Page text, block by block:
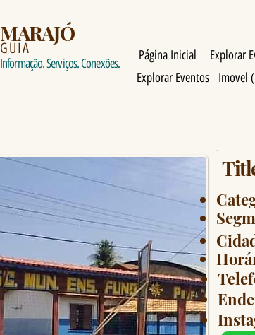
MARAJÓ
GUIA Página Inicial Explorar
Explorar Eventos
Imovel
Informação. Serviços. Conexões.